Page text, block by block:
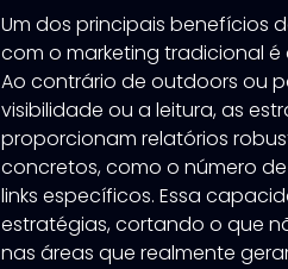
Um dos principais benefícios
com o marketing tradicional
Ao contrário de outdoors ou
visibilidade ou a leitura, as
proporcionam relatórios
concretos, como o número
links específicos. Essa
estratégias, cortando o que
nas áreas que realmente